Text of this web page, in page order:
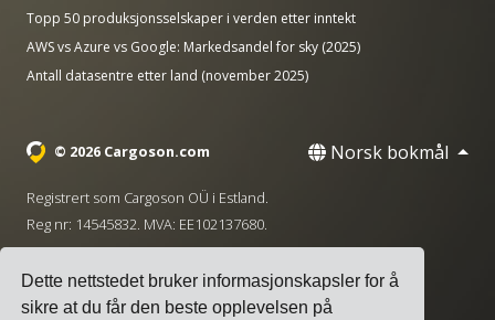
Dette nettstedet bruker informasjonskapsler for å
sikre at du får den beste opplevelsen på
Topp 50 produksjonsselskaper i verden etter inntekt
AWS vs Azure vs Google: Markedsandel for sky (2025)
Antall datasentre etter land (november 2025)
© 2026 Cargoson.com Norsk bokmål
Registrert som Cargoson OÜ i Estland.
Reg nr: 14545832. MVA: EE102137680.
+372 5555 0028 · hello@cargoson.com